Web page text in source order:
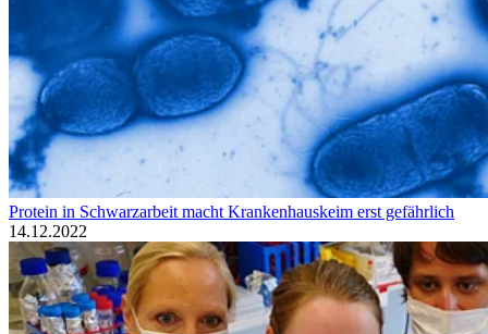
Protein in Schwarzarbeit macht Krankenhauskeim erst gefährlich
14.12.2022